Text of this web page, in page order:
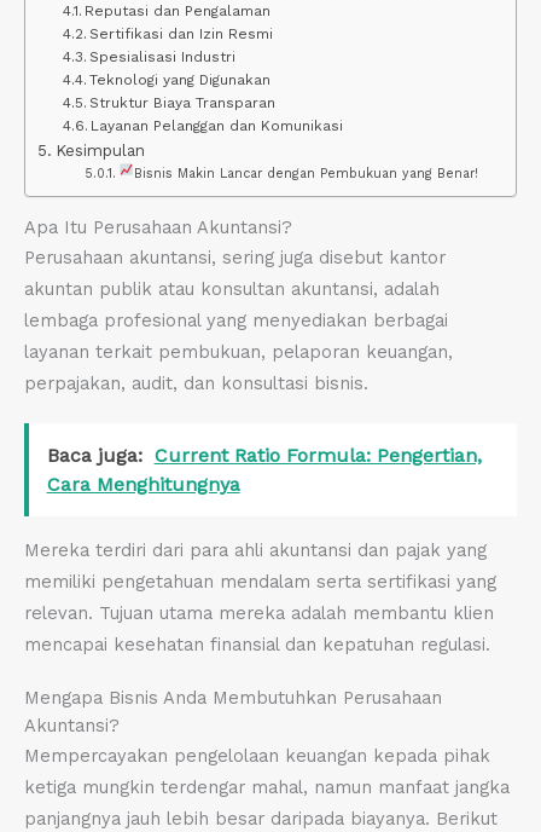
Reputasi dan Pengalaman
Sertifikasi dan Izin Resmi
Spesialisasi Industri
Teknologi yang Digunakan
Struktur Biaya Transparan
Layanan Pelanggan dan Komunikasi
Kesimpulan
Bisnis Makin Lancar dengan Pembukuan yang Benar!
Apa Itu Perusahaan Akuntansi?
Perusahaan akuntansi, sering juga disebut kantor
akuntan publik atau konsultan akuntansi, adalah
lembaga profesional yang menyediakan berbagai
layanan terkait pembukuan, pelaporan keuangan,
perpajakan, audit, dan konsultasi bisnis.
Baca juga: Current Ratio Formula: Pengertian,
Cara Menghitungnya
Mereka terdiri dari para ahli akuntansi dan pajak yang
memiliki pengetahuan mendalam serta sertifikasi yang
relevan. Tujuan utama mereka adalah membantu klien
mencapai kesehatan finansial dan kepatuhan regulasi.
Mengapa Bisnis Anda Membutuhkan Perusahaan
Akuntansi?
Mempercayakan pengelolaan keuangan kepada pihak
ketiga mungkin terdengar mahal, namun manfaat jangka
panjangnya jauh lebih besar daripada biayanya. Berikut